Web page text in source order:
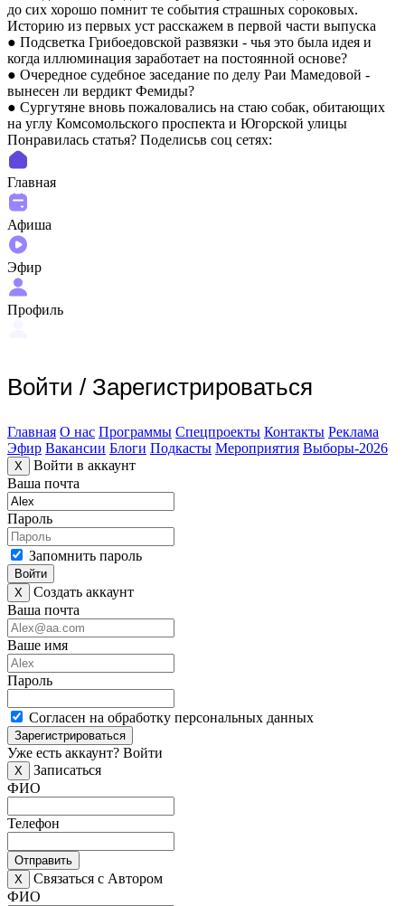
до сих хорошо помнит те события страшных сороковых.
Историю из первых уст расскажем в первой части выпуска
● Подсветка Грибоедовской развязки - чья это была идея и
когда иллюминация заработает на постоянной основе?
● Очередное судебное заседание по делу Раи Мамедовой -
вынесен ли вердикт Фемиды?
● Сургутяне вновь пожаловались на стаю собак, обитающих
на углу Комсомольского проспекта и Югорской улицы
Понравилась статья? Поделиcьв соц сетях:
Главная
Афиша
Эфир
Профиль
Войти / Зарегистрироваться
Главная О нас Программы Спецпроекты Контакты Реклама
Эфир Вакансии Блоги Подкасты Мероприятия Выборы-2026
X
Войти в аккаунт
Ваша почта
Пароль
Запомнить пароль
Войти
X
Создать аккаунт
Ваша почта
Ваше имя
Пароль
Согласен на обработку персональных данных
Зарегистрироваться
Уже есть аккаунт? Войти
X
Записаться
ФИО
Телефон
Отправить
X
Связаться с Автором
ФИО